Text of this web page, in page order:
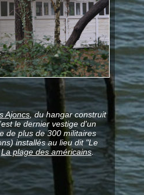
Ajoncs, du hangar construit
le dernier vestige d'un
de plus de 300 militaires
installés au lieu dit "Le
La plage des américains.